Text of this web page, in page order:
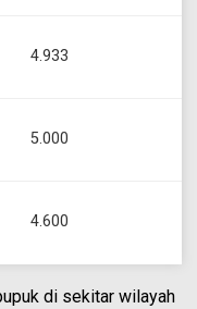
4.933
5.000
4.600
di sekitar wilayah